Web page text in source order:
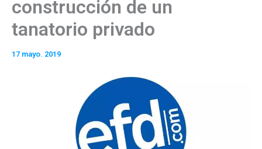
construcción de un
tanatorio privado
17 mayo. 2019